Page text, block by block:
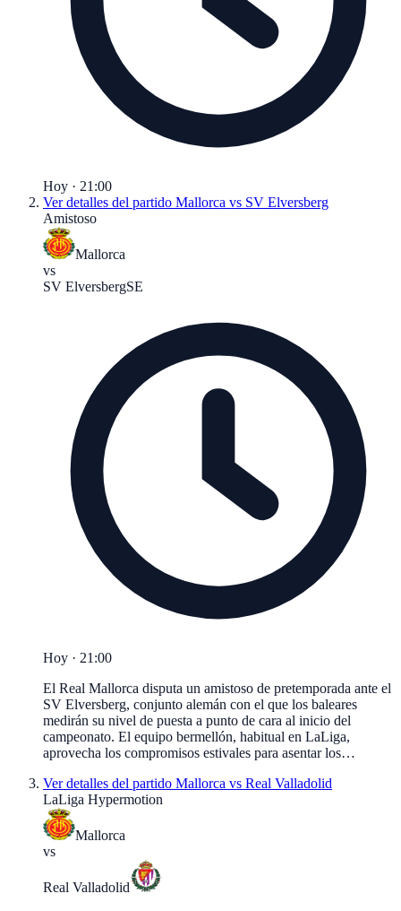
Hoy · 21:00
Ver detalles del partido Mallorca vs SV Elversberg
Amistoso
Mallorca
vs
SV ElversbergSE
Hoy · 21:00
El Real Mallorca disputa un amistoso de pretemporada ante el
SV Elversberg, conjunto alemán con el que los baleares
medirán su nivel de puesta a punto de cara al inicio del
campeonato. El equipo bermellón, habitual en LaLiga,
aprovecha los compromisos estivales para asentar los…
Ver detalles del partido Mallorca vs Real Valladolid
LaLiga Hypermotion
Mallorca
vs
Real Valladolid